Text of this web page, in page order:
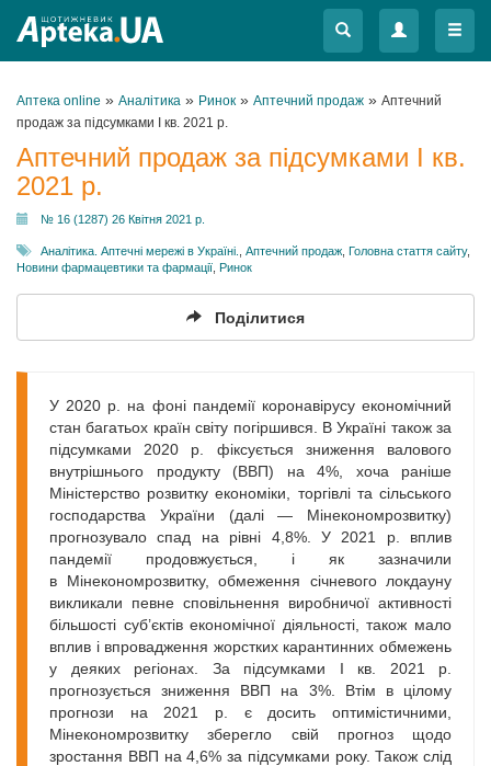
Меню
Меню
Аптека online » Аналітика » Ринок » Аптечний продаж » Аптечний
продаж за підсумками I кв. 2021 р.
Аптечний продаж за підсумками I кв.
2021 р.
№ 16 (1287) 26 Квітня 2021 р.
Аналітика. Аптечні мережі в Україні. Аптечний продаж Головна стаття сайту,
Новини фармацевтики та фармації Ринок
Поділитися
У 2020 р. на фоні пандемії коронавірусу економічний
стан багатьох країн світу погіршився. В Україні також за
підсумками 2020 р. фіксується зниження валового
внутрішнього продукту (ВВП) на 4%, хоча раніше
Міністерство розвитку економіки, торгівлі та сільського
господарства України (далі — Мінекономрозвитку)
прогнозувало спад на рівні 4,8%. У 2021 р. вплив
пандемії продовжується, і як зазначили
в Мінекономрозвитку, обмеження січневого локдауну
викликали певне сповільнення виробничої активності
більшості суб’єктів економічної діяльності, також мало
вплив і впровадження жорстких карантинних обмежень
у деяких регіонах. За підсумками І кв. 2021 р.
прогнозується зниження ВВП на 3%. Втім в цілому
прогнози на 2021 р. є досить оптимістичними,
Мінекономрозвитку зберегло свій прогноз щодо
зростання ВВП на 4,6% за підсумками року. Також слід